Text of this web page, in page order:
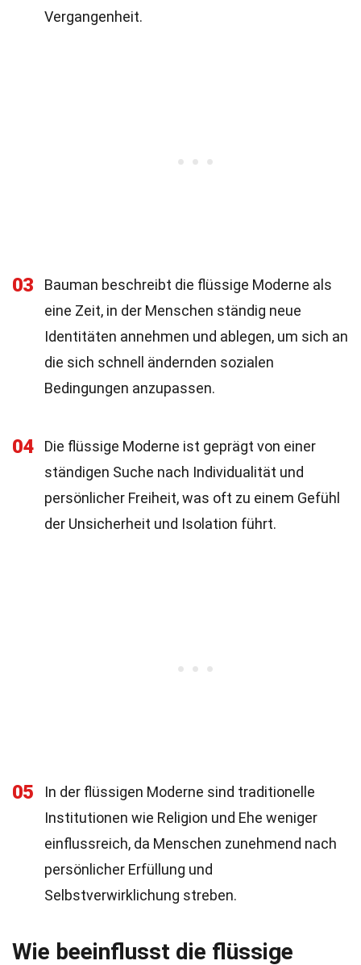
Vergangenheit.
03
Bauman beschreibt die flüssige Moderne als
eine Zeit, in der Menschen ständig neue
Identitäten annehmen und ablegen, um sich an
die sich schnell ändernden sozialen
Bedingungen anzupassen.
04
Die flüssige Moderne ist geprägt von einer
ständigen Suche nach Individualität und
persönlicher Freiheit, was oft zu einem Gefühl
der Unsicherheit und Isolation führt.
05
In der flüssigen Moderne sind traditionelle
Institutionen wie Religion und Ehe weniger
einflussreich, da Menschen zunehmend nach
persönlicher Erfüllung und
Selbstverwirklichung streben.
Wie beeinflusst die flüssige